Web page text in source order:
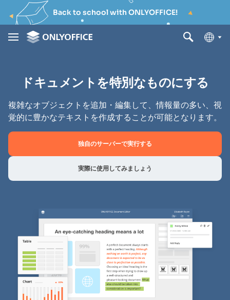
Back to school with ONLYOFFICE!
ドキュメントを特別なものにする
複雑なオブジェクトを追加・編集して、情報量の多い、視
覚的に豊かなテキストを作成することが可能となります。
独自のサーバーで実行する
実際に使用してみましょう